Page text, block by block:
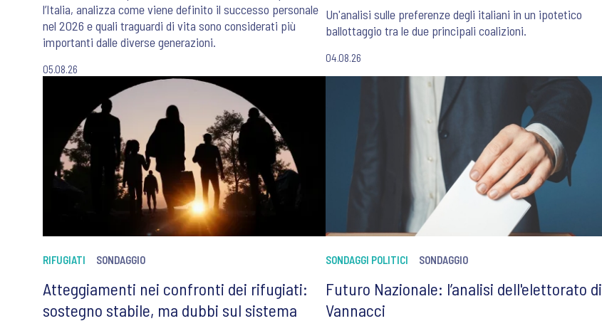
l’Italia, analizza come viene definito il successo personale
nel 2026 e quali traguardi di vita sono considerati più
importanti dalle diverse generazioni.
05.08.26
Un'analisi sulle preferenze degli italiani in un ipotetico
ballottaggio tra le due principali coalizioni.
04.08.26
RIFUGIATI SONDAGGIO
Atteggiamenti nei confronti dei rifugiati:
sostegno stabile, ma dubbi sul sistema
SONDAGGI POLITICI SONDAGGIO
Futuro Nazionale: l’analisi dell'elettorato di
Vannacci